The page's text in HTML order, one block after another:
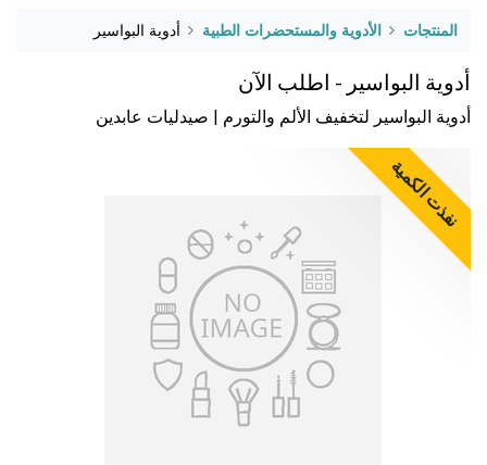
المنتجات الأدوية والمستحضرات الطبية أدوية البواسير
أدوية البواسير - اطلب الآن
أدوية البواسير لتخفيف الألم والتورم | صيدليات عابدين
نفذت الكمية